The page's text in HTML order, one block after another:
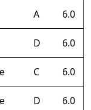
A 6.0
D 6.0
C 6.0
D 6.0